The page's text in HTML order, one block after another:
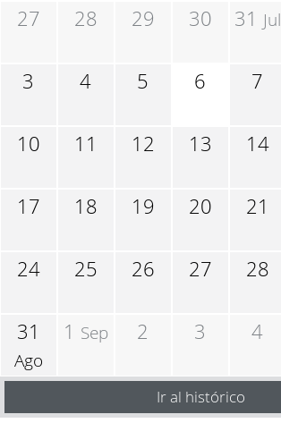
27 28 29 30 31 Jul
3 4 5 6 7
10 11 12 13 14
17 18 19 20 21
24 25 26 27 28
31
Ago
1 Sep 2 3 4
Ir al histórico